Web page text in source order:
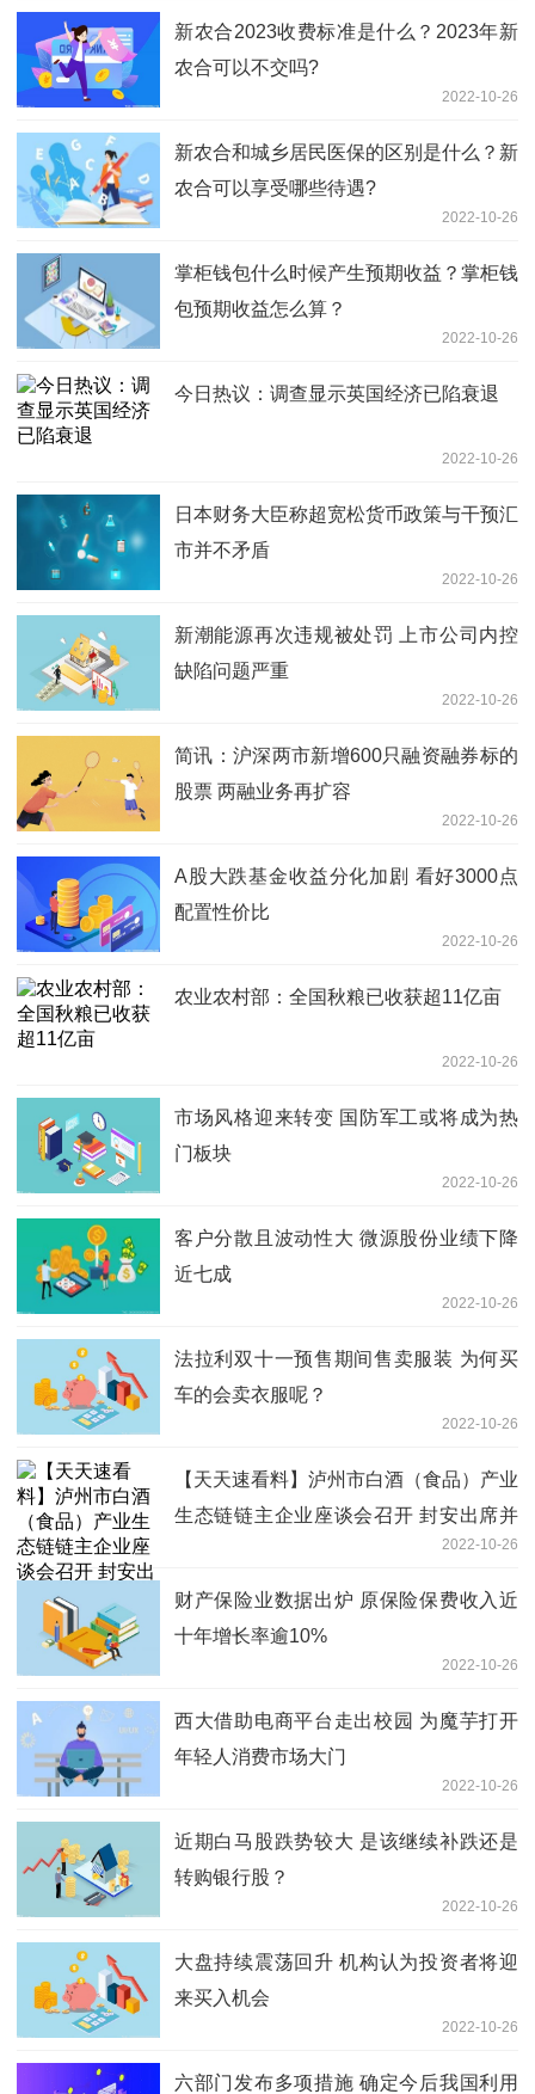
新农合2023收费标准是什么？2023年新
农合可以不交吗?
2022-10-26
新农合和城乡居民医保的区别是什么？新
农合可以享受哪些待遇?
2022-10-26
掌柜钱包什么时候产生预期收益？掌柜钱
包预期收益怎么算？
2022-10-26
今日热议：调查显示英国经济已陷衰退
2022-10-26
日本财务大臣称超宽松货币政策与干预汇
市并不矛盾
2022-10-26
新潮能源再次违规被处罚 上市公司内控
缺陷问题严重
2022-10-26
简讯：沪深两市新增600只融资融券标的
股票 两融业务再扩容
2022-10-26
A股大跌基金收益分化加剧 看好3000点
配置性价比
2022-10-26
农业农村部：全国秋粮已收获超11亿亩
2022-10-26
市场风格迎来转变 国防军工或将成为热
门板块
2022-10-26
客户分散且波动性大 微源股份业绩下降
近七成
2022-10-26
法拉利双十一预售期间售卖服装 为何买
车的会卖衣服呢？
2022-10-26
【天天速看料】泸州市白酒（食品）产业
生态链链主企业座谈会召开 封安出席并
2022-10-26
财产保险业数据出炉 原保险保费收入近
十年增长率逾10%
2022-10-26
西大借助电商平台走出校园 为魔芋打开
年轻人消费市场大门
2022-10-26
近期白马股跌势较大 是该继续补跌还是
转购银行股？
2022-10-26
大盘持续震荡回升 机构认为投资者将迎
来买入机会
2022-10-26
六部门发布多项措施 确定今后我国利用